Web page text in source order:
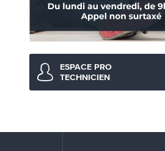
ESPACE PRO
TECHNICIEN